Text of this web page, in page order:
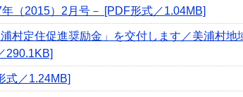
（2015）2月号－ [PDF形式／1.04MB]
村定住促進奨励金」を交付します／美浦村
290.1KB]
式／1.24MB]